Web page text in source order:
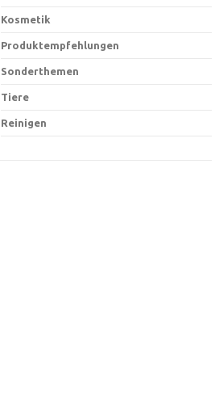
Kosmetik
Produktempfehlungen
Sonderthemen
Tiere
Reinigen